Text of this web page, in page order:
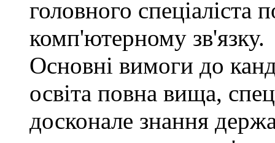
головного спеціаліста
комп'ютерному зв'язку.
Основні вимоги до
освіта повна вища,
досконале знання